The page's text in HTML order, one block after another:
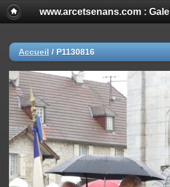
www.arcetsenans.com :
Accueil / P1130816